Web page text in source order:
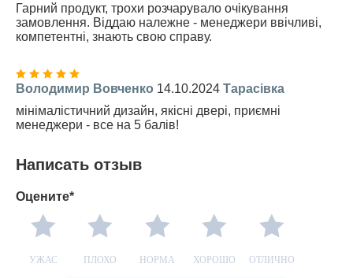
Гарний продукт, трохи розчарувало очікування
замовлення. Віддаю належне - менеджери ввічливі,
компетентні, знають свою справу.
Володимир Вовченко 14.10.2024 Тарасівка
мінімалістичний дизайн, якісні двері, приємні
менеджери - все на 5 балів!
Написать отзыв
Оцените*
УЖАС ПЛОХО НОРМА ХОРОШО ОТЛИЧНО